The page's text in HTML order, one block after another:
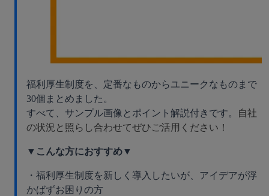
福利厚生制度を、定番なものからユニークなものまで
30個まとめました。
すべて、サンプル画像とポイント解説付きです。
自社
の状況と照らし合わせてぜひご活用ください！
▼こんな方におすすめ▼
・福利厚生制度を新しく導入したいが、アイデアが浮
かばずお困りの方